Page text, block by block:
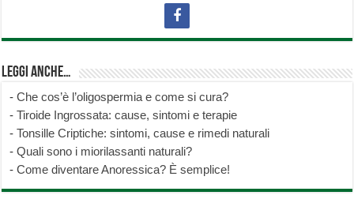
Leggi anche…
-Che cos’è l’oligospermia e come si cura?
-Tiroide Ingrossata: cause, sintomi e terapie
-Tonsille Criptiche: sintomi, cause e rimedi naturali
-Quali sono i miorilassanti naturali?
-Come diventare Anoressica? È semplice!